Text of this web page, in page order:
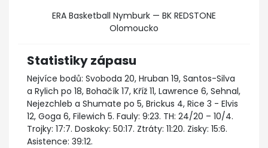
ERA Basketball Nymburk — BK REDSTONE
Olomoucko
Statistiky zápasu
Nejvíce bodů: Svoboda 20, Hruban 19, Santos-Silva
a Rylich po 18, Bohačík 17, Kříž 11, Lawrence 6, Sehnal,
Nejezchleb a Shumate po 5, Brickus 4, Rice 3 - Elvis
12, Goga 6, Filewich 5. Fauly: 9:23. TH: 24/20 – 10/4.
Trojky: 17:7. Doskoky: 50:17. Ztráty: 11:20. Zisky: 15:6.
Asistence: 39:12.